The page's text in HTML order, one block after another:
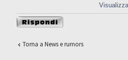
Rispondi al
messaggio
Torna a News e rumors